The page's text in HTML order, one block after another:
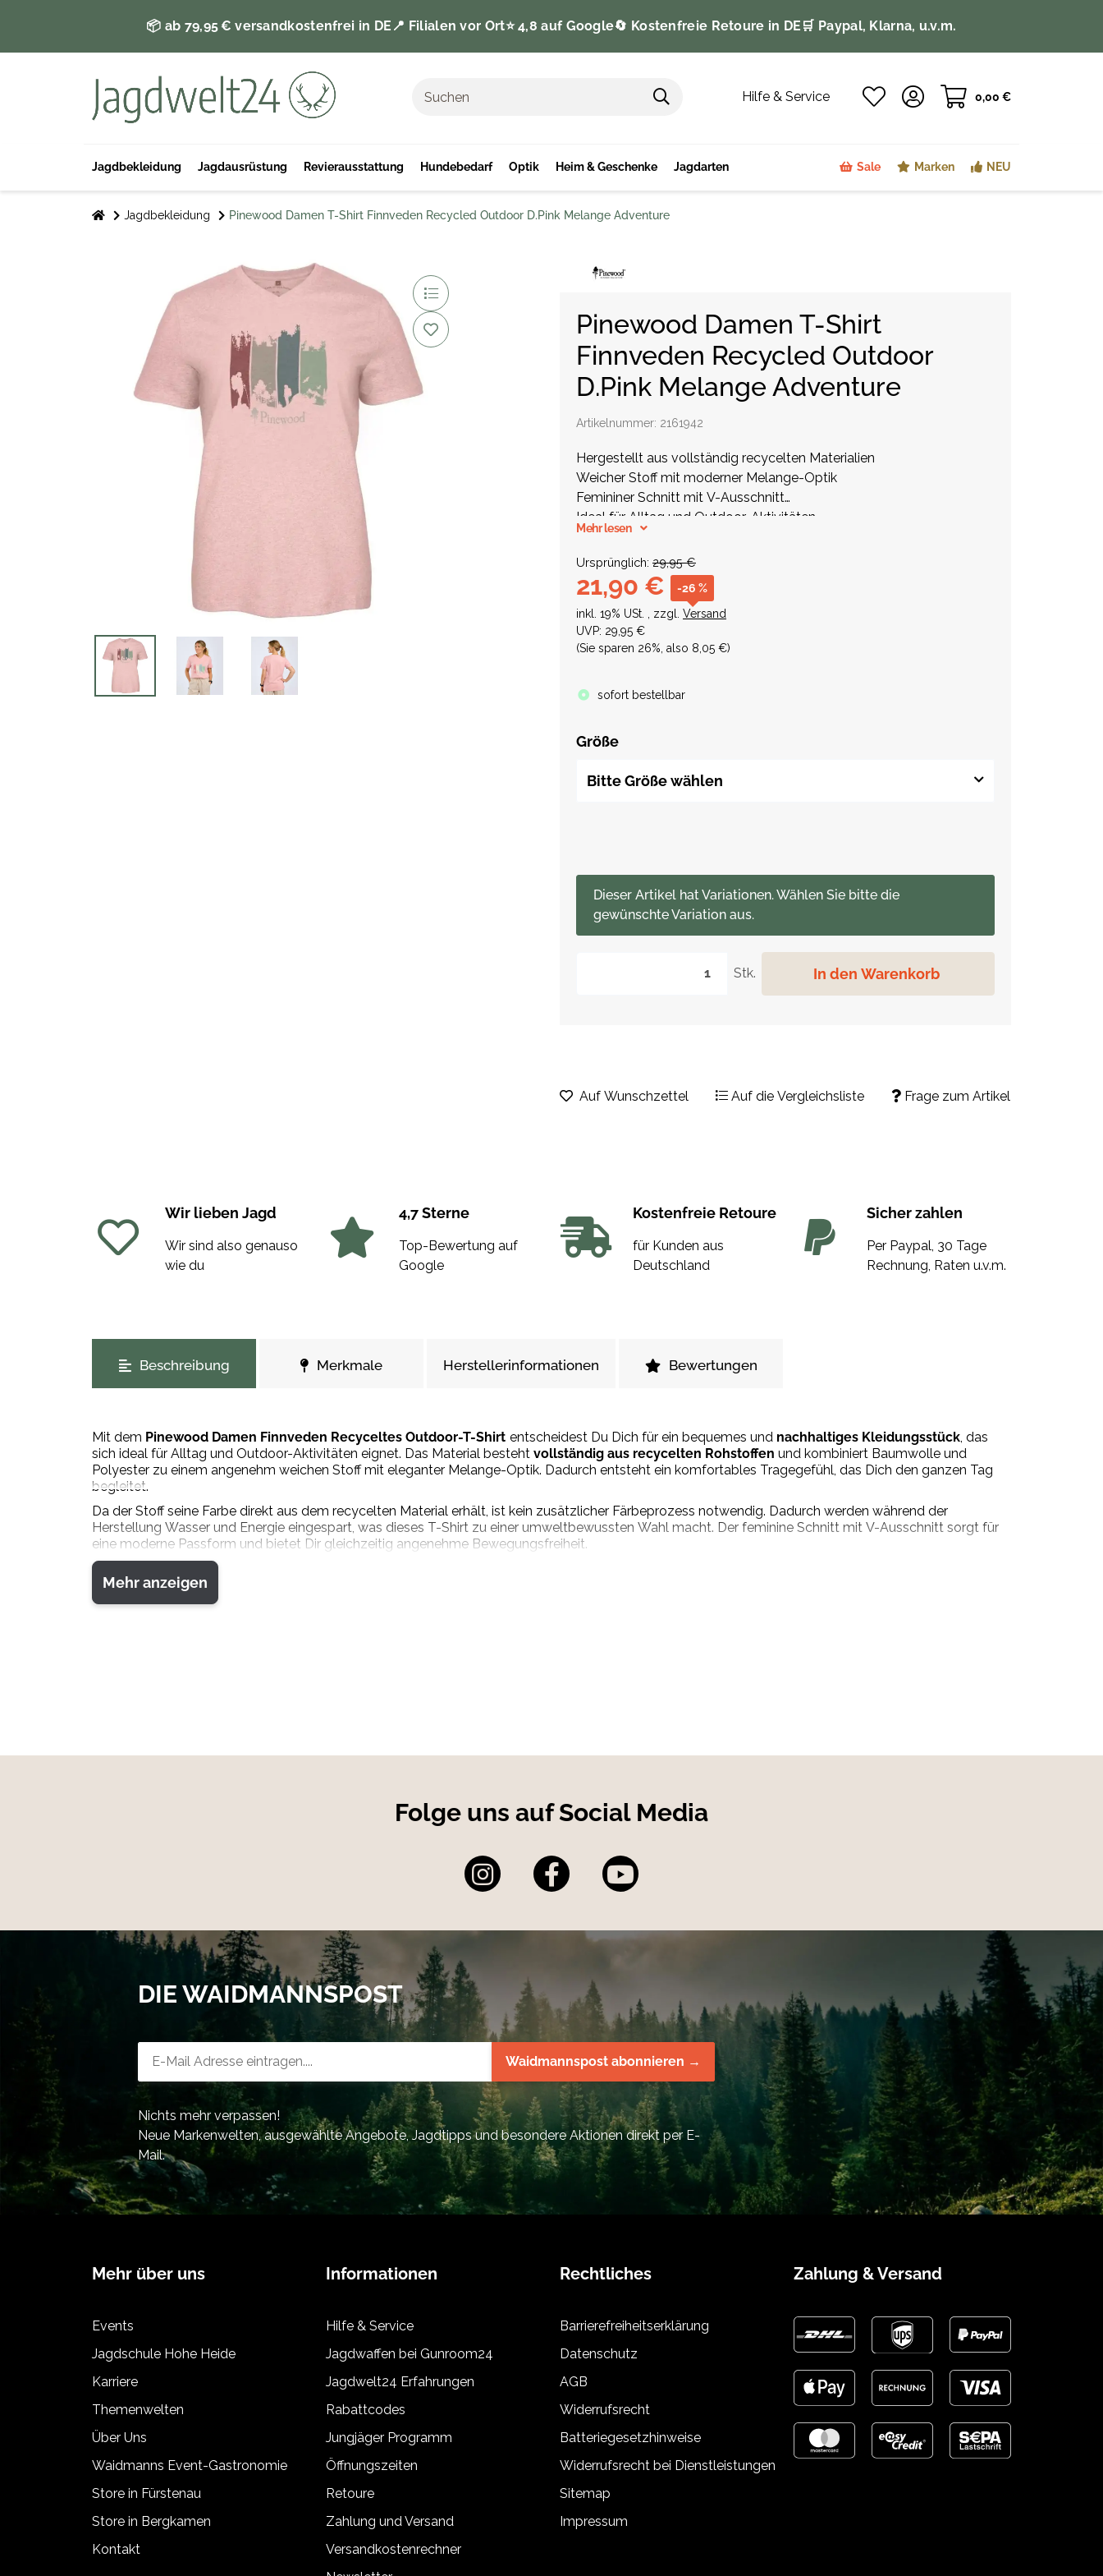
📦 ab 79,95 € versandkostenfrei in DE 📍 Filialen vor Ort⭐️ 4,8 auf Google🔄 Kostenfreie Retoure in DE 🛒 Paypal, Klarna, u.v.m.
Hilfe & Service 0,00 €
Jagdbekleidung Jagdausrüstung Revierausstattung Hundebedarf Optik Heim & Geschenke Jagdarten Sale Marken NEU
Jagdbekleidung Pinewood Damen T-Shirt Finnveden Recycled Outdoor D.Pink Melange Adventure
Pinewood Damen T-Shirt
Finnveden Recycled Outdoor
D.Pink Melange Adventure
Artikelnummer: 2161942
Hergestellt aus vollständig recycelten Materialien
Weicher Stoff mit moderner Melange-Optik
Femininer Schnitt mit V-Ausschnitt
Ideal für Alltag und Outdoor-Aktivitäten
Mehr lesen
Ursprünglich: 29,95 €
21,90 € -26 %
inkl. 19% USt. , zzgl. Versand
UVP: 29,95 €
(Sie sparen 26% , also 8,05 €)
sofort bestellbar
Größe
Bitte Größe wählen
Stk. In den Warenkorb
x
Dieser Artikel hat Variationen. Wählen Sie bitte die
gewünschte Variation aus.
Frage zum Artikel
Auf Wunschzettel Auf die Vergleichsliste
Wir lieben Jagd
Wir sind also genauso
wie du
4,7 Sterne
Top-Bewertung auf
Google
Kostenfreie Retoure
für Kunden aus
Deutschland
Sicher zahlen
Per Paypal, 30 Tage
Rechnung, Raten u.v.m.
Beschreibung Merkmale Herstellerinformationen Bewertungen
Mit dem Pinewood Damen Finnveden Recyceltes Outdoor-T-Shirt entscheidest Du Dich für ein bequemes und nachhaltiges Kleidungsstück, das
sich ideal für Alltag und Outdoor-Aktivitäten eignet. Das Material besteht vollständig aus recycelten Rohstoffen und kombiniert Baumwolle und
Polyester zu einem angenehm weichen Stoff mit eleganter Melange-Optik. Dadurch entsteht ein komfortables Tragegefühl, das Dich den ganzen Tag
begleitet.
Da der Stoff seine Farbe direkt aus dem recycelten Material erhält, ist kein zusätzlicher Färbeprozess notwendig. Dadurch werden während der
Herstellung Wasser und Energie eingespart, was dieses T-Shirt zu einer umweltbewussten Wahl macht. Der feminine Schnitt mit V-Ausschnitt sorgt für
eine moderne Passform und bietet Dir gleichzeitig angenehme Bewegungsfreiheit.
Dieses vielseitige Shirt eignet sich perfekt als bequemes Alltags-T-Shirt oder als funktionales Kleidungsstück für Aktivitäten im Freien. Die Kombination
aus nachhaltigem Material, hohem Tragekomfort und zeitlosem Design macht es zu einem praktischen Begleiter für viele Gelegenheiten.
Material:
Mehr anzeigen
Folge uns auf Social Media
DIE WAIDMANNSPOST
Waidmannspost abonnieren →
Nichts mehr verpassen!
Neue Markenwelten, ausgewählte Angebote, Jagdtipps und besondere Aktionen direkt per E-
Mail.
Mehr über uns
Events
Jagdschule Hohe Heide
Karriere
Themenwelten
Über Uns
Waidmanns Event-Gastronomie
Store in Fürstenau
Store in Bergkamen
Kontakt
Informationen
Hilfe & Service
Jagdwaffen bei Gunroom24
Jagdwelt24 Erfahrungen
Rabattcodes
Jungjäger Programm
Öffnungszeiten
Retoure
Zahlung und Versand
Versandkostenrechner
Rechtliches
Barrierefreiheitserklärung
Datenschutz
AGB
Widerrufsrecht
Batteriegesetzhinweise
Widerrufsrecht bei Dienstleistungen
Sitemap
Impressum
Zahlung & Versand